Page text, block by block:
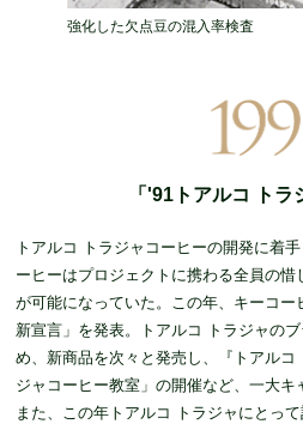
強化した欠点豆の混入率検査
「'91トアルコ トラ
トアルコ トラジャコーヒーの開発に着
ーヒーはプロジェクトに携わる全員の
が可能になっていた。この年、キーコー
新宣言」を発表。トアルコ トラジャの
め、新商品を次々と発売し、『トアルコ
ジャコーヒー教室」の開催など、一大キ
また、この年トアルコ トラジャにとっ